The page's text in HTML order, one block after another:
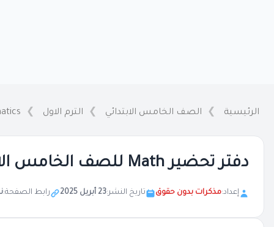
الرئيسية الصف الخامس الابتدائي الترم الاول
دفتر تحضير Math للصف الخامس الابتدائي ترم اول PDF
إعداد:مذكرات بدون حقوق تاريخ النشر:23 أبريل 2025 رابط الصفحة: